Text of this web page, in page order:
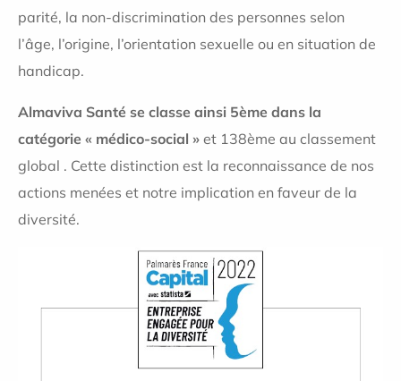
parité, la non-discrimination des personnes selon
l’âge, l’origine, l’orientation sexuelle ou en situation de
handicap.
Almaviva Santé se classe ainsi 5ème dans la
catégorie « médico-social » et 138ème au classement
global . Cette distinction est la reconnaissance de nos
actions menées et notre implication en faveur de la
diversité.